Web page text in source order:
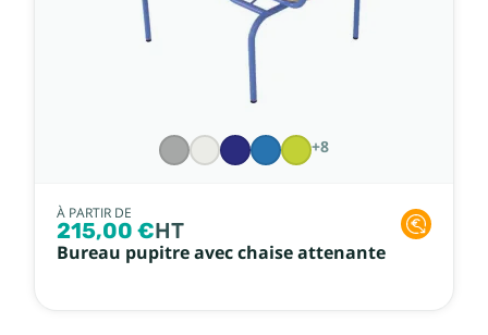
+8
À PARTIR DE
215,00 €HT
Bureau pupitre avec chaise attenante